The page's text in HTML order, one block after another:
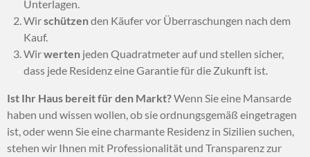
Unterlagen.
Wirschützenden Käufer vor Überraschungen nach dem
Kauf.
Wirwerten jeden Quadratmeter auf und stellen sicher,
dass jede Residenz eine Garantie für die Zukunft ist.
Ist Ihr Haus bereit für den Markt?Wenn Sie eine Mansarde
haben und wissen wollen, ob sie ordnungsgemäß eingetragen
ist, oder wenn Sie eine charmante Residenz in Sizilien suchen,
stehen wir Ihnen mit Professionalität und Transparenz zur